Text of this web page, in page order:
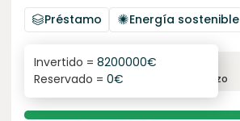
Préstamo
Energía sostenible
6.1%
interés anual plazo
Invertido = 8200000€
Reservado = 0€